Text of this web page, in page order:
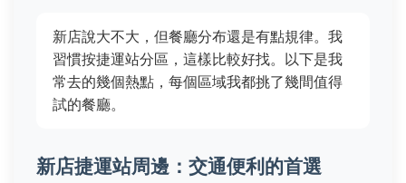
新店說大不大，但餐廳分布還是有點規律。我
習慣按捷運站分區，這樣比較好找。以下是我
常去的幾個熱點，每個區域我都挑了幾間值得
試的餐廳。
新店捷運站周邊：交通便利的首選